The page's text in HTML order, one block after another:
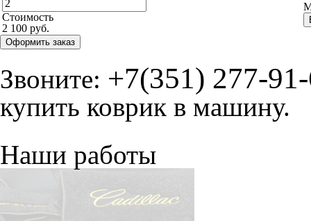
Стоимость
2 100 руб.
Оформить заказ
Звоните: +7(351) 277-
купить коврик в машину.
Наши работы